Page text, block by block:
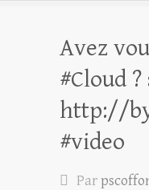
Avez
#Cloud
http://
#video
Par